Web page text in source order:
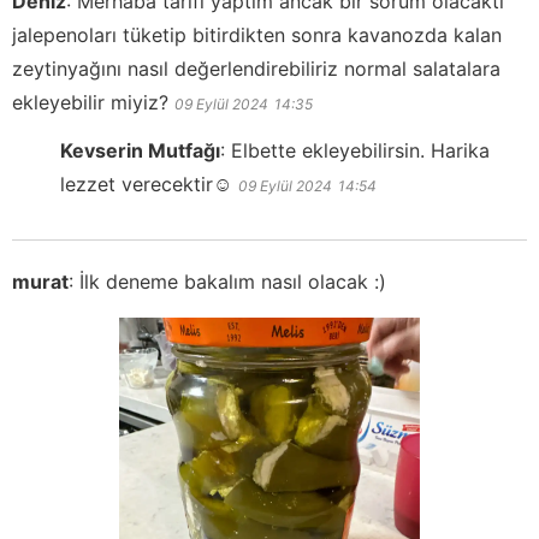
jalepenoları tüketip bitirdikten sonra kavanozda kalan
zeytinyağını nasıl değerlendirebiliriz normal salatalara
ekleyebilir miyiz? 09 Eylül 2024 14:35
Kevserin Mutfağı: Elbette ekleyebilirsin. Harika
lezzet verecektir☺️ 09 Eylül 2024 14:54
murat: İlk deneme bakalım nasıl olacak :)